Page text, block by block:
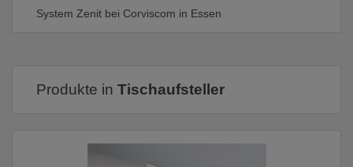
System Zenit bei Corviscom in Essen
Produkte in Tischaufsteller